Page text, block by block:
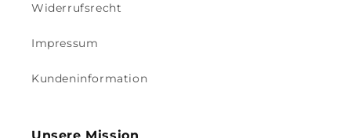
Widerrufsrecht
Impressum
Kundeninformation